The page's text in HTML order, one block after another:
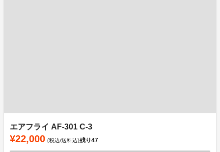
エアフライ AF-301 C-3
¥22,000 (税込/送料込)残り47